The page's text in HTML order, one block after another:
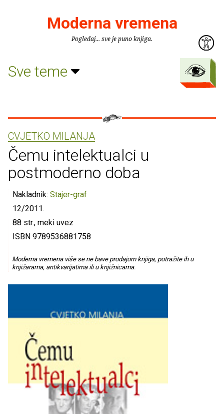
Moderna vremena
Pogledaj... sve je puno knjiga.
Sve teme
CVJETKO MILANJA
Čemu intelektualci u
postmoderno doba
Nakladnik: Stajer-graf
12/2011.
88 str., meki uvez
ISBN 9789536881758
Moderna vremena više se ne bave prodajom knjiga, potražite ih u
knjižarama, antikvarijatima ili u knjižnicama.